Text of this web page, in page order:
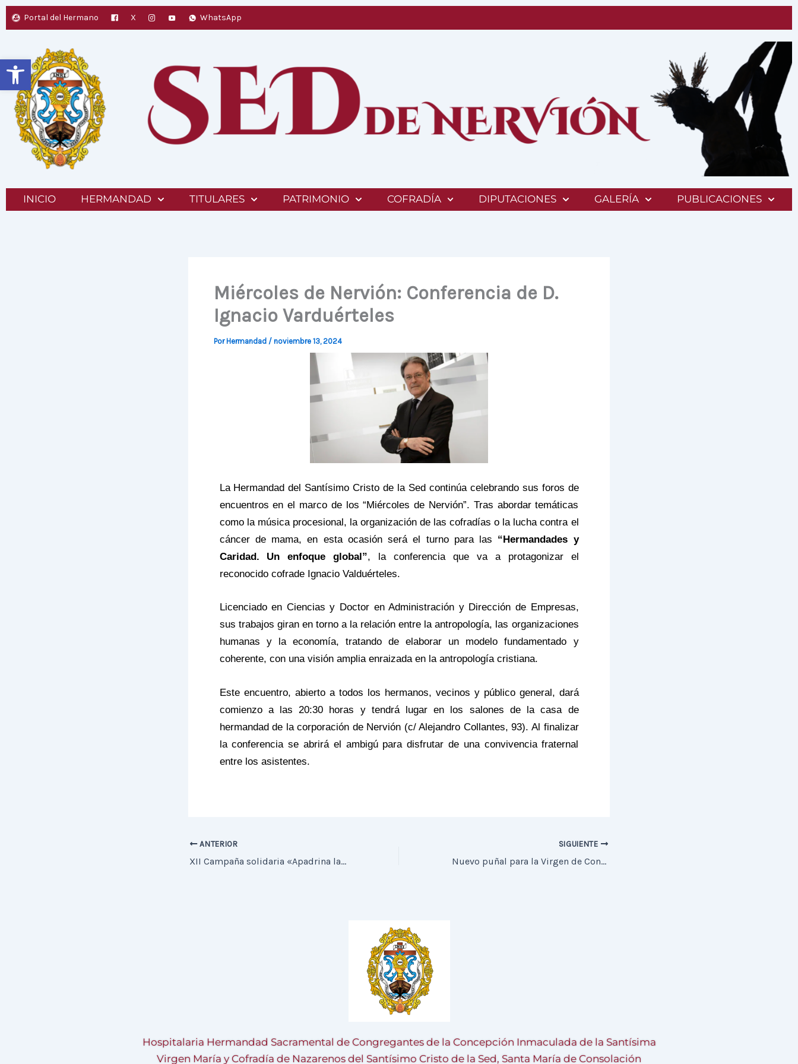
Abrir barra de herramientas
Portal del Hermano X WhatsApp
INICIO HERMANDAD TITULARES PATRIMONIO COFRADÍA DIPUTACIONES GALERÍA PUBLICACIONES
Miércoles de Nervión: Conferencia de D.
Ignacio Varduérteles
Por Hermandad / noviembre 13, 2024
La Hermandad del Santísimo Cristo de la Sed continúa celebrando sus foros de
encuentros en el marco de los “Miércoles de Nervión”. Tras abordar temáticas
como la música procesional, la organización de las cofradías o la lucha contra el
cáncer de mama, en esta ocasión será el turno para las “Hermandades y
Caridad. Un enfoque global”, la conferencia que va a protagonizar el
reconocido cofrade Ignacio Valduérteles.
Licenciado en Ciencias y Doctor en Administración y Dirección de Empresas,
sus trabajos giran en torno a la relación entre la antropología, las organizaciones
humanas y la economía, tratando de elaborar un modelo fundamentado y
coherente, con una visión amplia enraizada en la antropología cristiana.
Este encuentro, abierto a todos los hermanos, vecinos y público general, dará
comienzo a las 20:30 horas y tendrá lugar en los salones de la casa de
hermandad de la corporación de Nervión (c/ Alejandro Collantes, 93). Al finalizar
la conferencia se abrirá el ambigú para disfrutar de una convivencia fraternal
entre los asistentes.
ANTERIOR
XII Campaña solidaria «Apadrina la ilusión de un niño»
SIGUIENTE
Nuevo puñal para la Virgen de Consolación
Hospitalaria Hermandad Sacramental de Congregantes de la Concepción Inmaculada de la Santísima
Virgen María y Cofradía de Nazarenos del Santísimo Cristo de la Sed, Santa María de Consolación